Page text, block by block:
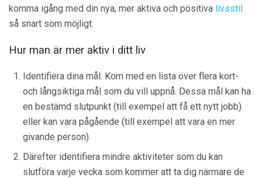
komma igång med din nya, mer aktiva och positiva livsstil
så snart som möjligt.
Hur man är mer aktiv i ditt liv
Identifiera dina mål. Kom med en lista över flera kort-
och långsiktiga mål som du vill uppnå. Dessa mål kan ha
en bestämd slutpunkt (till exempel att få ett nytt jobb)
eller kan vara pågående (till exempel att vara en mer
givande person).
Därefter identifiera mindre aktiviteter som du kan
slutföra varje vecka som kommer att ta dig närmare de